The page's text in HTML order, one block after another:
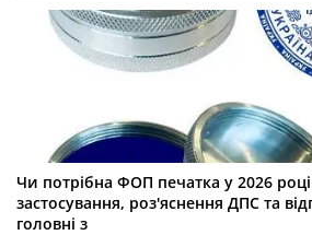
Чи потрібна ФОП печатка у 2026
застосування, роз'яснення ДПС та
головні з